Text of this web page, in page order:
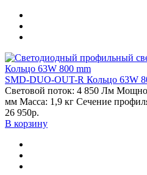
SMD-DUO-OUT-R Кольцо 63W
Световой поток: 4 850 Лм
мм Масса: 1,9 кг Сечение
26 950р.
В корзину